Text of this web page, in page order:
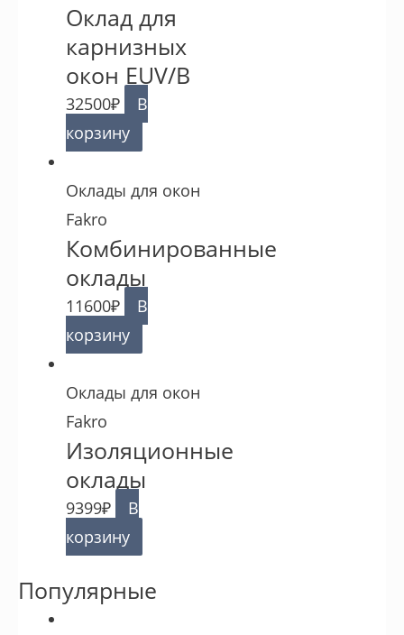
Оклад для
карнизных
окон EUV/B
32500₽
В
корзину
Оклады для окон
Fakro
Комбинированные
оклады
11600₽
В
корзину
Оклады для окон
Fakro
Изоляционные
оклады
9399₽
В
корзину
Популярные